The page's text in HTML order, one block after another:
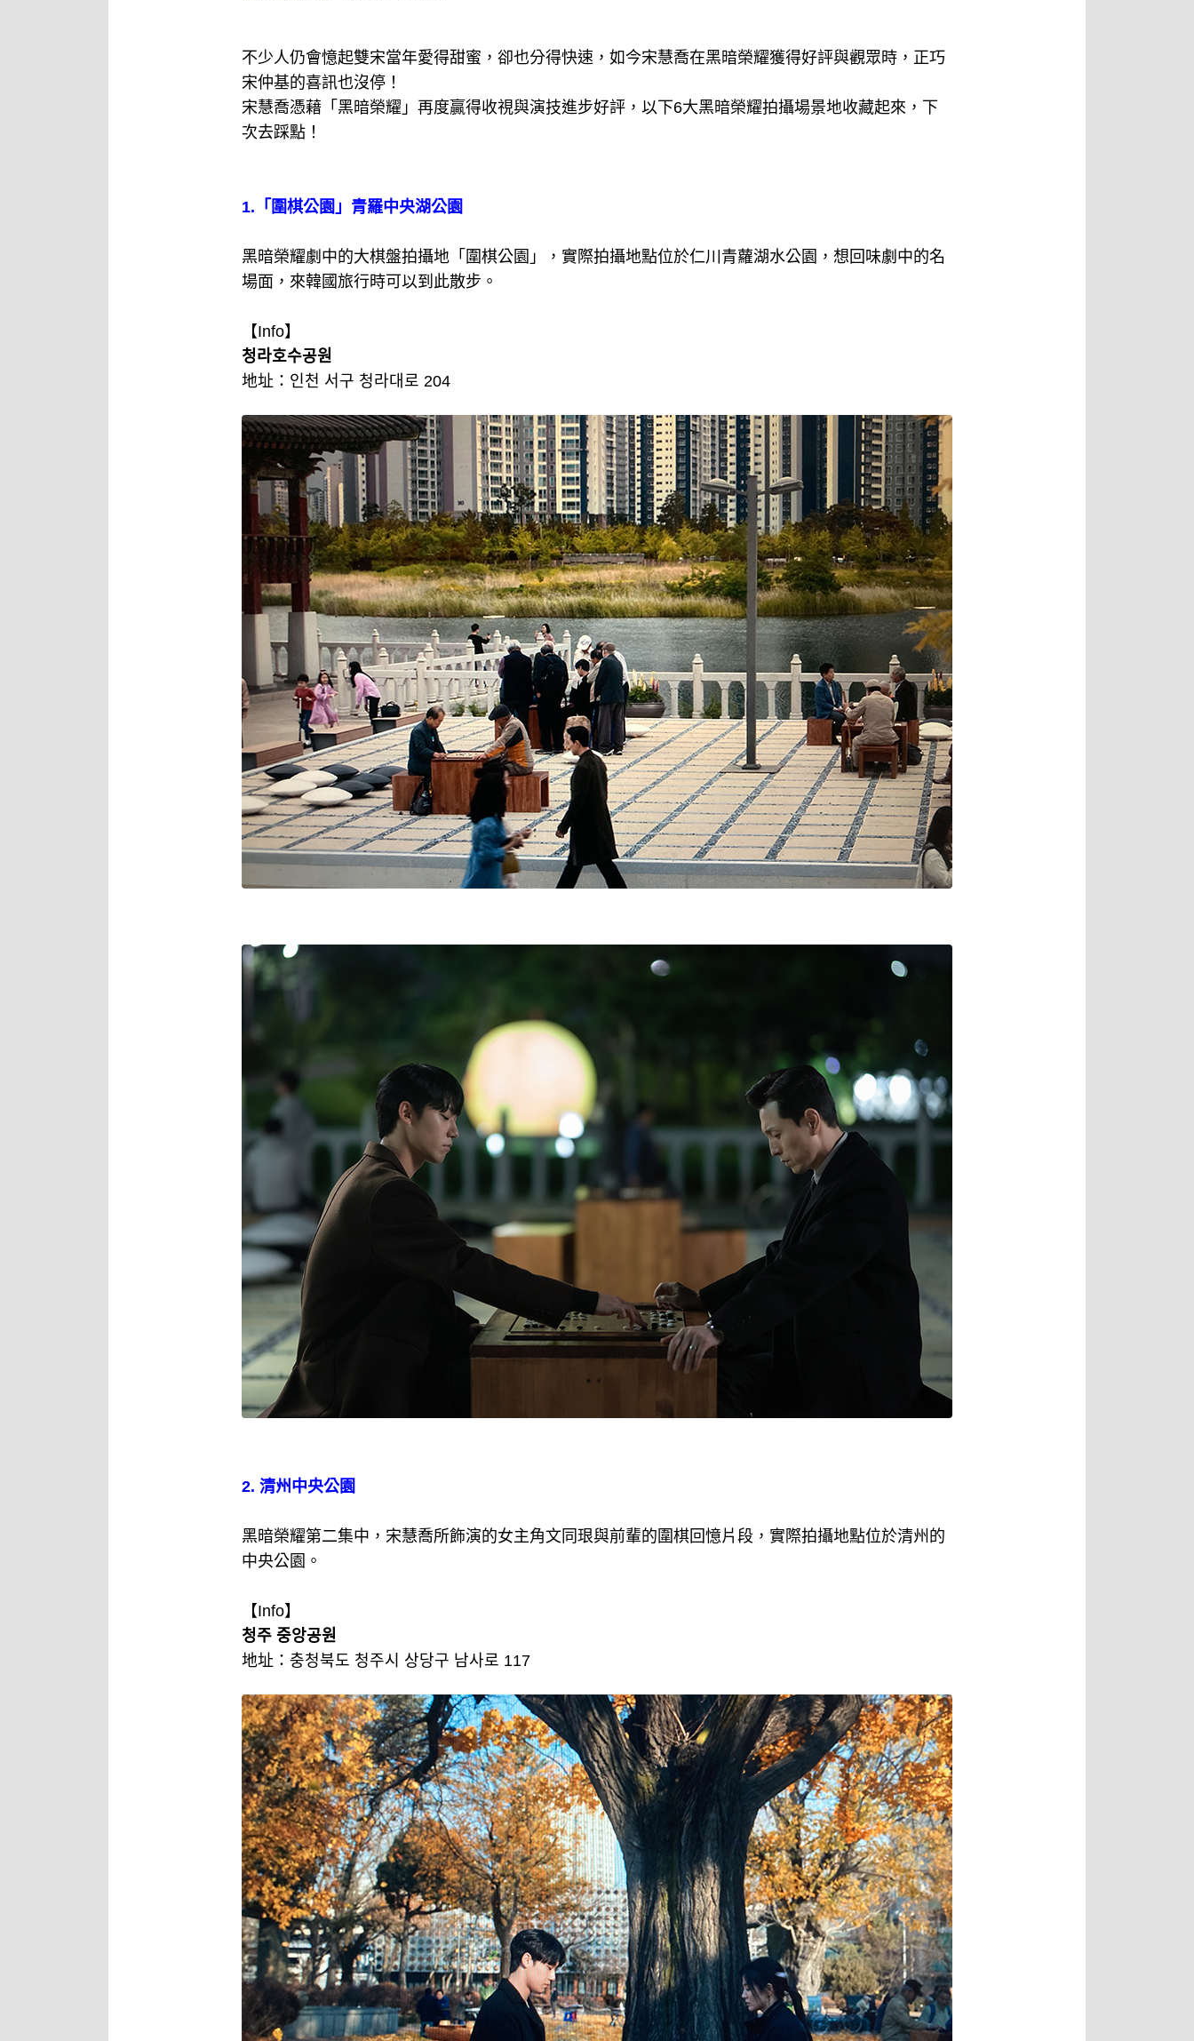
不少人仍會憶起雙宋當年愛得甜蜜，卻也分得快速，如今宋慧喬在黑暗榮耀獲得好評與觀眾時，正巧
宋仲基的喜訊也沒停！
宋慧喬憑藉「黑暗榮耀」再度贏得收視與演技進步好評，以下6大黑暗榮耀拍攝場景地收藏起來，下
次去踩點！
1.「圍棋公園」青羅中央湖公園
黑暗榮耀劇中的大棋盤拍攝地「圍棋公園」，實際拍攝地點位於仁川青蘿湖水公園，想回味劇中的名
場面，來韓國旅行時可以到此散步。
【Info】
청라호수공원
地址：인천 서구 청라대로 204
2. 清州中央公園
黑暗榮耀第二集中，宋慧喬所飾演的女主角文同珢與前輩的圍棋回憶片段，實際拍攝地點位於清州的
中央公園。
【Info】
청주 중앙공원
地址：충청북도 청주시 상당구 남사로 117